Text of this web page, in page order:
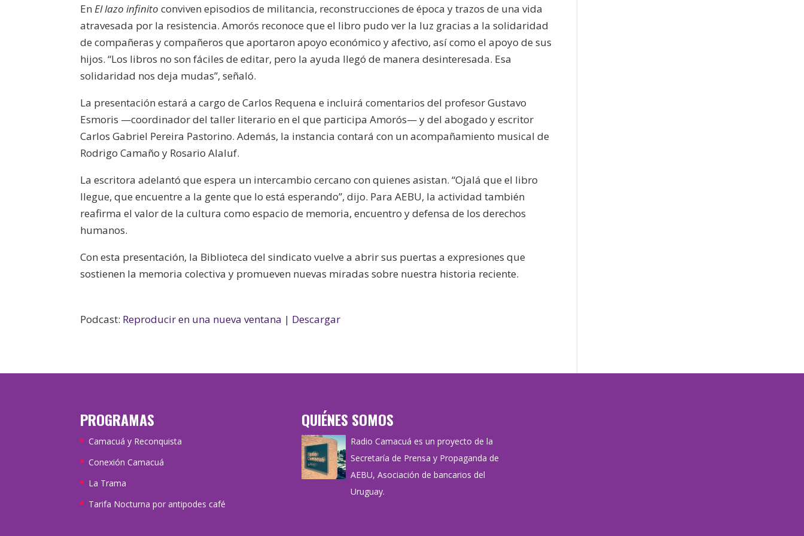
EnEl lazo infinito conviven episodios de militancia, reconstrucciones de época y trazos de una vida
atravesada por la resistencia. Amorós reconoce que el libro pudo ver la luz gracias a la solidaridad
de compañeras y compañeros que aportaron apoyo económico y afectivo, así como el apoyo de sus
hijos. “Los libros no son fáciles de editar, pero la ayuda llegó de manera desinteresada. Esa
solidaridad nos deja mudas”, señaló.
La presentación estará a cargo de Carlos Requena e incluirá comentarios del profesor Gustavo
Esmoris —coordinador del taller literario en el que participa Amorós— y del abogado y escritor
Carlos Gabriel Pereira Pastorino. Además, la instancia contará con un acompañamiento musical de
Rodrigo Camaño y Rosario Alaluf.
La escritora adelantó que espera un intercambio cercano con quienes asistan. “Ojalá que el libro
llegue, que encuentre a la gente que lo está esperando”, dijo. Para AEBU, la actividad también
reafirma el valor de la cultura como espacio de memoria, encuentro y defensa de los derechos
humanos.
Con esta presentación, la Biblioteca del sindicato vuelve a abrir sus puertas a expresiones que
sostienen la memoria colectiva y promueven nuevas miradas sobre nuestra historia reciente.
Podcast: Reproducir en una nueva ventana | Descargar
PROGRAMAS
Camacuá y Reconquista
Conexión Camacuá
La Trama
Tarifa Nocturna por antipodes café
QUIÉNES SOMOS
Radio Camacuá es un proyecto de la
Secretaría de Prensa y Propaganda de
AEBU, Asociación de bancarios del
Uruguay.